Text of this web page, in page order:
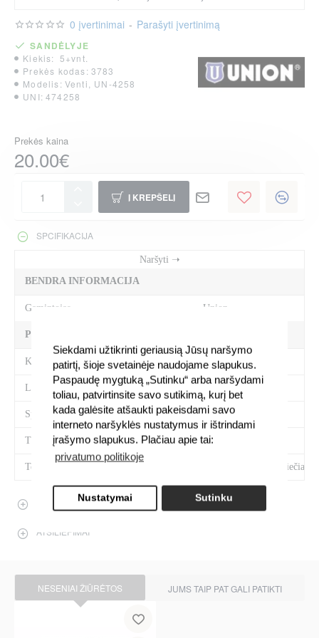
Siekdami užtikrinti geriausią Jūsų naršymo
patirtį, šioje svetainėje naudojame slapukus.
Paspaudę mygtuką „Sutinku“ arba naršydami
toliau, patvirtinsite savo sutikimą, kurį bet
kada galėsite atšaukti pakeisdami savo
interneto naršyklės nustatymus ir ištrindami
įrašymo slapukus. Plačiau apie tai:
privatumo politikoje
Nustatymai Sutinku
SANDĖLYJE
Kiekis:
5+vnt.
Prekės kodas: 3783
Modelis: Venti, UN-4258
UNI: 474258
0 įvertinimai - Parašyti įvertinimą
Prekės kaina
20.00€
Į KREPŠELĮ
SPCIFIKACIJA
BENDRA INFORMACIJA
Gamintojas Union
PREKĖS SAVYBĖS
Kategorija Priekiniai žibintai
Liumenai(lm) 80
Spalva Juoda
Tipas Nuo dinamos
Techninės savybės Priekinis žibintas, šviečia
APRAŠYMAS
ATSILIEPIMAI
NESENIAI ŽIŪRĖTOS JUMS TAIP PAT GALI PATIKTI